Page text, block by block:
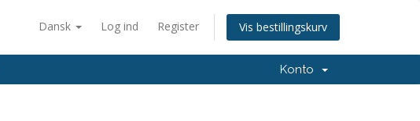
Dansk Log ind Register Vis bestillingskurv
Konto